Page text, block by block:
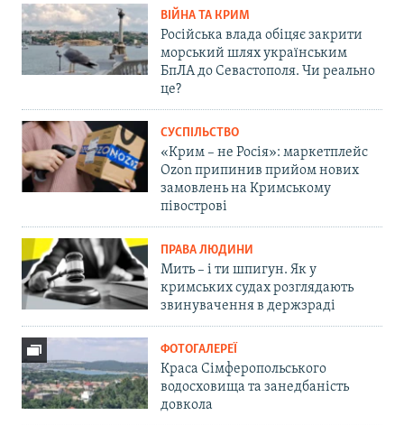
ВІЙНА ТА КРИМ
Російська влада обіцяє закрити
морський шлях українським
БпЛА до Севастополя. Чи реально
це?
СУСПІЛЬСТВО
«Крим – не Росія»: маркетплейс
Ozon припинив прийом нових
замовлень на Кримському
півострові
ПРАВА ЛЮДИНИ
Мить – і ти шпигун. Як у
кримських судах розглядають
звинувачення в держзраді
ФОТОГАЛЕРЕЇ
Краса Сімферопольського
водосховища та занедбаність
довкола